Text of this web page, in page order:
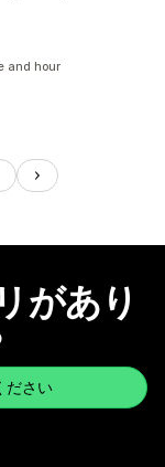
and hour
があり
ださい